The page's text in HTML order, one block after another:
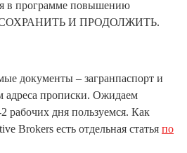
в программе повышению
СОХРАНИТЬ И ПРОДОЛЖИТЬ.
документы – загранпаспорт и
адреса прописки. Ожидаем
рабочих дня пользуемся. Как
Brokers есть отдельная статья по